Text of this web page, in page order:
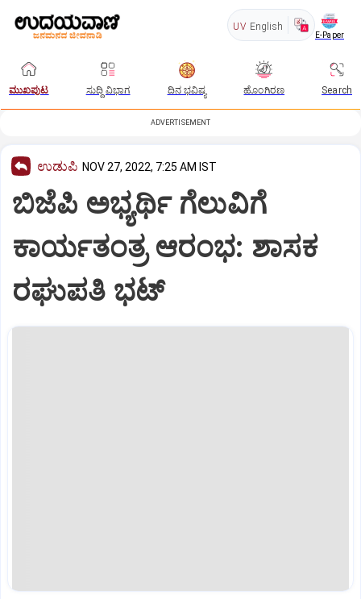
UV English
E-Paper
ಮುಖಪುಟ ಸುದ್ದಿ ವಿಭಾಗ ದಿನ ಭವಿಷ್ಯ ಹೊಂಗಿರಣ Search
ADVERTISEMENT
ಉಡುಪಿ NOV 27, 2022, 7:25 AM IST
ಬಿಜೆಪಿ ಅಭ್ಯರ್ಥಿ ಗೆಲುವಿಗೆ
ಕಾರ್ಯತಂತ್ರ ಆರಂಭ: ಶಾಸಕ
ರಘುಪತಿ ಭಟ್‌